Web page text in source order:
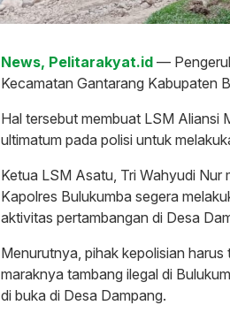
News, Pelitarakyat.id —
Kecamatan Gantarang Kabupaten
Hal tersebut membuat LSM Aliansi
ultimatum pada polisi untuk
Ketua LSM Asatu, Tri Wahyudi Nur
Kapolres Bulukumba segera
aktivitas pertambangan di Desa
Menurutnya, pihak kepolisian
maraknya tambang ilegal di
di buka di Desa Dampang.